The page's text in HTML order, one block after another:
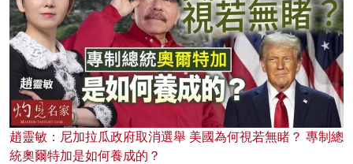
趙靈敏：尼加拉瓜政府取消選舉 美國為何視若無睹？ 專制總
統奧爾特加是如何養成的？